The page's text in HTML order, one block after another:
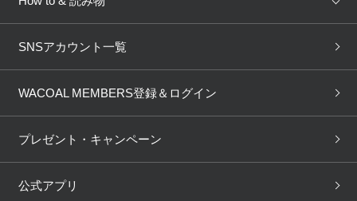
OUR WACOAL
WACOAL Remamma Mens Innerwear
Licensed Brands
ブラ無料診断
3Dボディスキャン
商品回収
ニュース＆トピックス
下着の基礎知識
ブラパン ワコールスタイル
大人の工場見学inベトナム 人間科学研究開発センター見
SNSアカウント一覧
WACOAL MEMBERS登録＆ログイン
プレゼント・キャンペーン
公式アプリ